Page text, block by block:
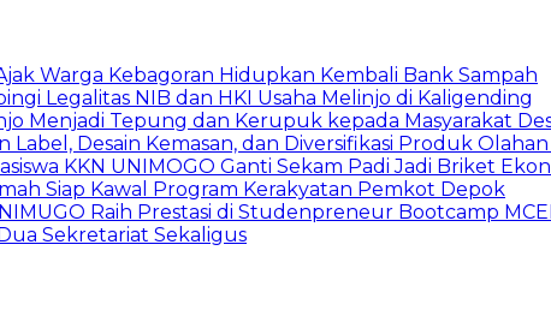
Warga Kebagoran Hidupkan Kembali Bank Sampah
Legalitas NIB dan HKI Usaha Melinjo di Kaligending
Menjadi Tepung dan Kerupuk kepada Masyarakat
Label, Desain Kemasan, dan Diversifikasi Produk
KKN UNIMOGO Ganti Sekam Padi Jadi Briket
Siap Kawal Program Kerakyatan Pemkot Depok
Raih Prestasi di Studenpreneur Bootcamp
Sekretariat Sekaligus